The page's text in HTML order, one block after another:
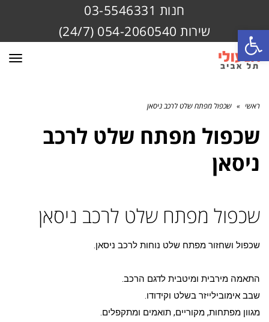
פתח סרגל נגישות
חנות 03-5546331
שירות 054-2060540 (24/7)
ראשי » שכפול מפתח שלט לרכב ניסאן
שכפול מפתח שלט לרכב
ניסאן
שכפול מפתח שלט לרכב ניסאן
שכפול ושחזור מפתח שלט נוחות לרכב ניסאן.
התאמה מירבית ומיטבית לדגם הרכב.
שבב אימובילייזר בשלט וקידודו.
מגוון מפתחות, מקוריים, תואמים ומתקפלים.